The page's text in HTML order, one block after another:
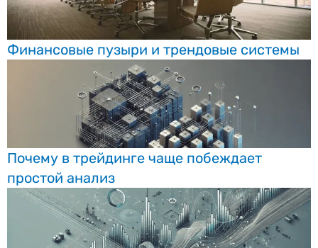
Финансовые пузыри и трендовые системы
Почему в трейдинге чаще побеждает
простой анализ